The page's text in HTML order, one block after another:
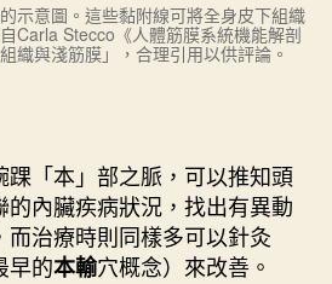
示意圖。這些黏附線可將全身皮下組織
Carla Stecco《人體筋膜系統機能解剖
織與淺筋膜」，合理引用以供評論。
「本」部之脈，可以推知頭
內臟疾病狀況，找出有異動
治療時則同樣多可以針灸
早的本輸穴概念）來改善。